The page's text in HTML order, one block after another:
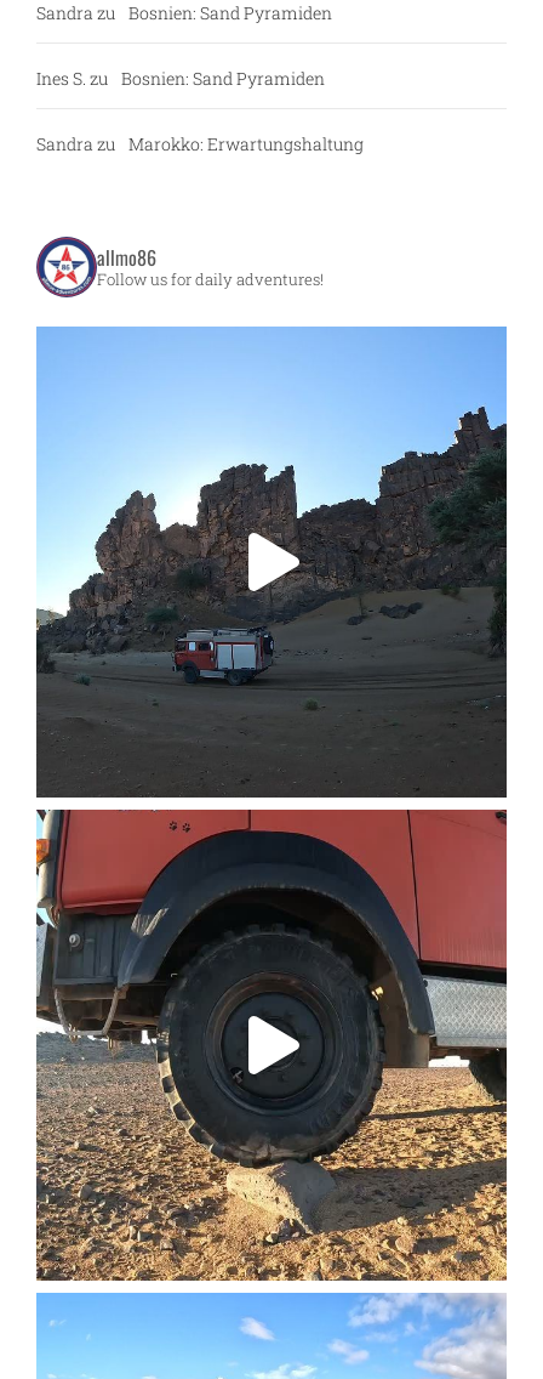
Sandra zu Bosnien: Sand Pyramiden
Ines S. zu Bosnien: Sand Pyramiden
Sandra zu Marokko: Erwartungshaltung
allmo86
Follow us for daily adventures!